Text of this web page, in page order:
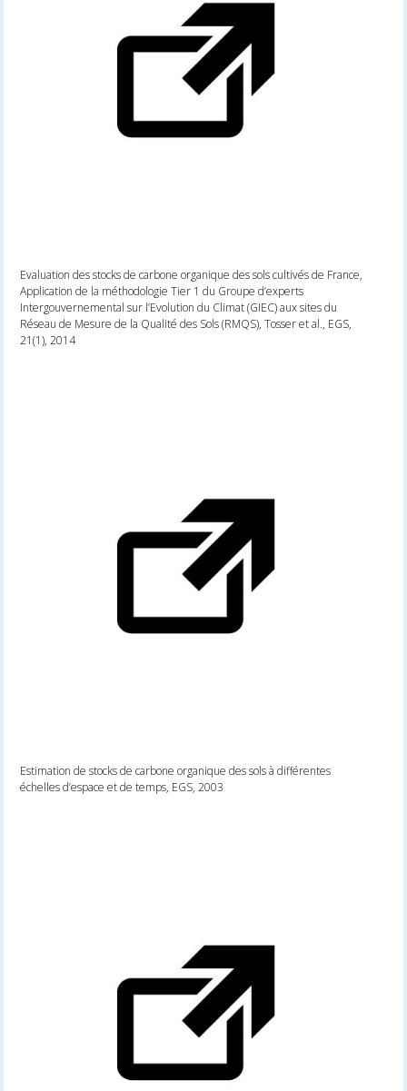
Evaluation des stocks de carbone organique des sols cultivés de France,
Application de la méthodologie Tier 1 du Groupe d’experts
Intergouvernemental sur l’Evolution du Climat (GIEC) aux sites du
Réseau de Mesure de la Qualité des Sols (RMQS), Tosser et al., EGS,
21(1), 2014
Estimation de stocks de carbone organique des sols à différentes
échelles d’espace et de temps, EGS, 2003